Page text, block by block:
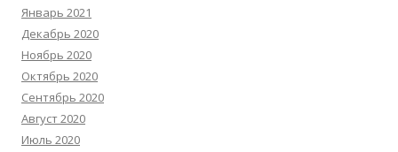
Январь 2021
Декабрь 2020
Ноябрь 2020
Октябрь 2020
Сентябрь 2020
Август 2020
Июль 2020